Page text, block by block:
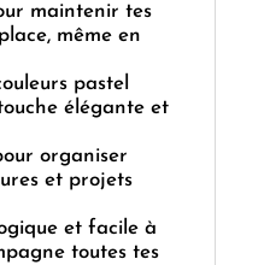
maintenir tes
même en
pastel
élégante et
organiser
et projets
et facile à
toutes tes